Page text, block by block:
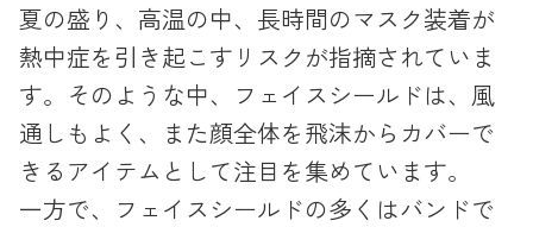
夏の盛り、高温の中、長時間のマスク装着が
熱中症を引き起こすリスクが指摘されていま
す。そのような中、フェイスシールドは、風
通しもよく、また顔全体を飛沫からカバーで
きるアイテムとして注目を集めています。
一方で、フェイスシールドの多くはバンドで